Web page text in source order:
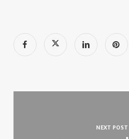
NEXT POST